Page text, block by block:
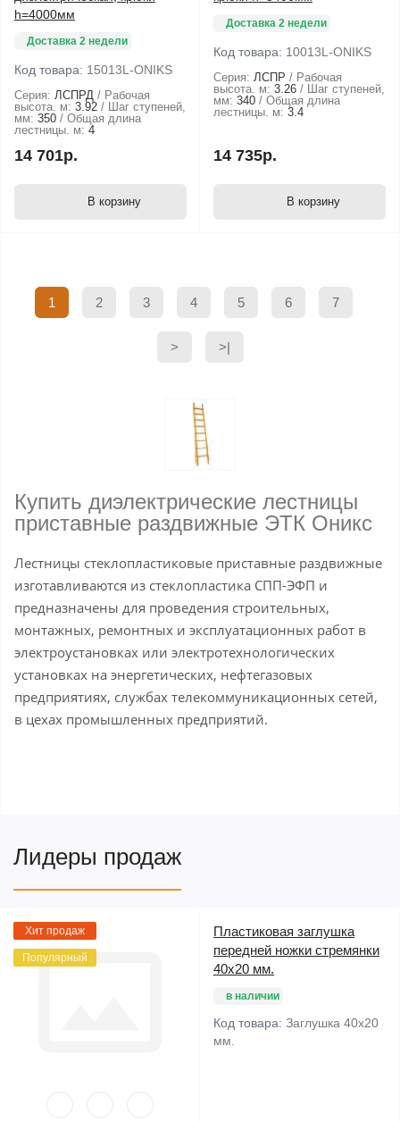
h=4000мм
Доставка 2 недели
Код товара: 15013L-ONIKS
Серия: ЛСПРД
Рабочая
высота. м: 3.92
Шаг ступеней,
мм: 350
Общая длина
лестницы. м: 4
14 701р.
В корзину
Доставка 2 недели
Код товара: 10013L-ONIKS
Серия: ЛСПР
Рабочая
высота. м: 3.26
Шаг ступеней,
мм: 340
Общая длина
лестницы. м: 3.4
14 735р.
В корзину
1 2 3 4 5 6 7
> >|
Купить диэлектрические лестницы
приставные раздвижные ЭТК Оникс
Лестницы стеклопластиковые приставные раздвижные
изготавливаются из стеклопластика СПП-ЭФП и
предназначены для проведения строительных,
монтажных, ремонтных и эксплуатационных работ в
электроустановках или электротехнологических
установках на энергетических, нефтегазовых
предприятиях, службах телекоммуникационных сетей,
в цехах промышленных предприятий.
Лидеры продаж
Хит продаж
Популярный
Пластиковая заглушка
передней ножки стремянки
40х20 мм.
в наличии
Код товара: Заглушка 40х20
мм.